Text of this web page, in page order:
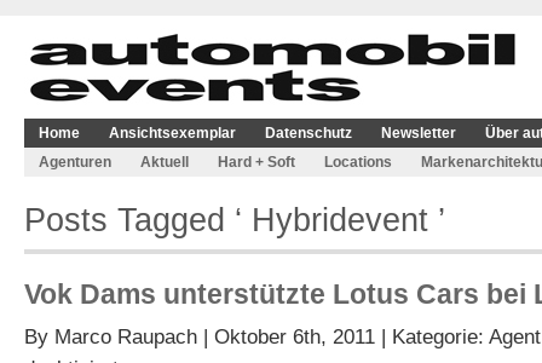
Home Ansichtsexemplar Datenschutz Newsletter
Über
Agenturen
Aktuell Hard + Soft Locations
Posts Tagged ‘ Hybridevent ’
Vok Dams unterstützte Lotus Cars bei
By Marco Raupach | Oktober 6th, 2011 | Kategorie: